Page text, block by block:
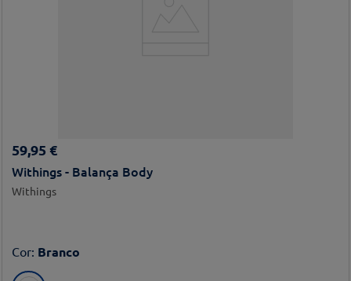
59,95 €
Withings - Balança Body
Withings
Cor: Branco